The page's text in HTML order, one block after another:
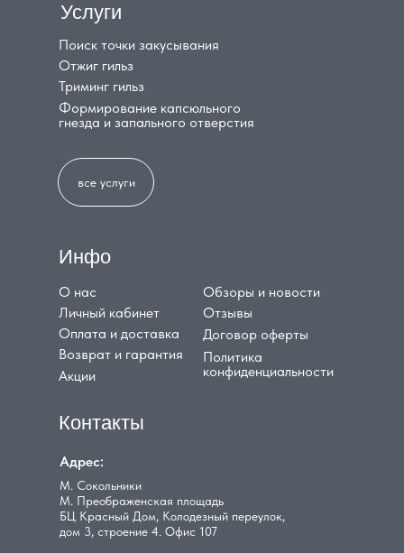
Инфо
Контакты
О нас
Личный кабинет
Оплата и доставка
Возврат и гарантия
Акции
Обзоры и новости
Отзывы
Договор оферты
Адрес:
М. Сокольники
М. Преображенская площадь
БЦ Красный Дом, Колодезный переулок,
дом 3, строение 4. Офис 107
Поиск точки закусывания
Услуги
Отжиг гильз
Триминг гильз
Формирование капсюльного
гнезда и запального отверстия
все услуги
Политика
конфиденциальности